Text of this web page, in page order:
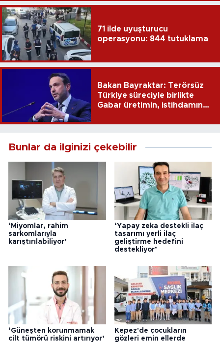
gözaltına alındı
71 ilde uyuşturucu
operasyonu: 844 tutuklama
Bakan Bayraktar: Terörsüz
Türkiye süreciyle birlikte
Gabar üretimin, istihdamın
Bunlar da ilginizi çekebilir
‘Miyomlar, rahim
sarkomlarıyla
karıştırılabiliyor’
‘Yapay zeka destekli ilaç
tasarımı yerli ilaç
geliştirme hedefini
destekliyor’
‘Güneşten korunmamak
cilt tümörü riskini artırıyor’
Kepez'de çocukların
gözleri emin ellerde